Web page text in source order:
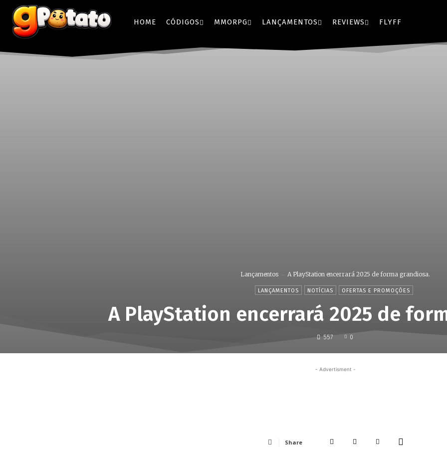
HOME CÓDIGOS MMORPG LANÇAMENTOS REVIEWS FLYFF
Lançamentos A PlayStation encerrará 2025 de forma grandiosa.
LANÇAMENTOS NOTÍCIAS OFERTAS E PROMOÇÕES
A PlayStation encerrará 2025 de
557 0
- Advertisment -
Share